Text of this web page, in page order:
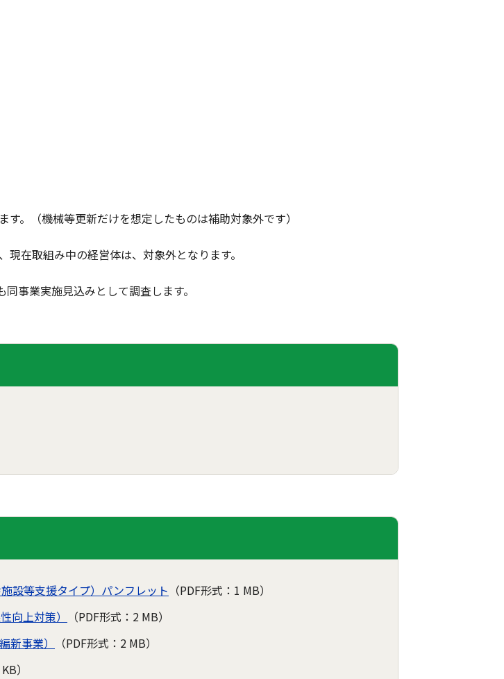
。（機械等更新だけを想定したものは補助対象外です）
在取組み中の経営体は、対象外となります。
事業実施見込みとして調査します。
設等支援タイプ）パンフレット （PDF形式：1 MB）
向上対策）
（PDF形式：2 MB）
新事業）
（PDF形式：2 MB）
）